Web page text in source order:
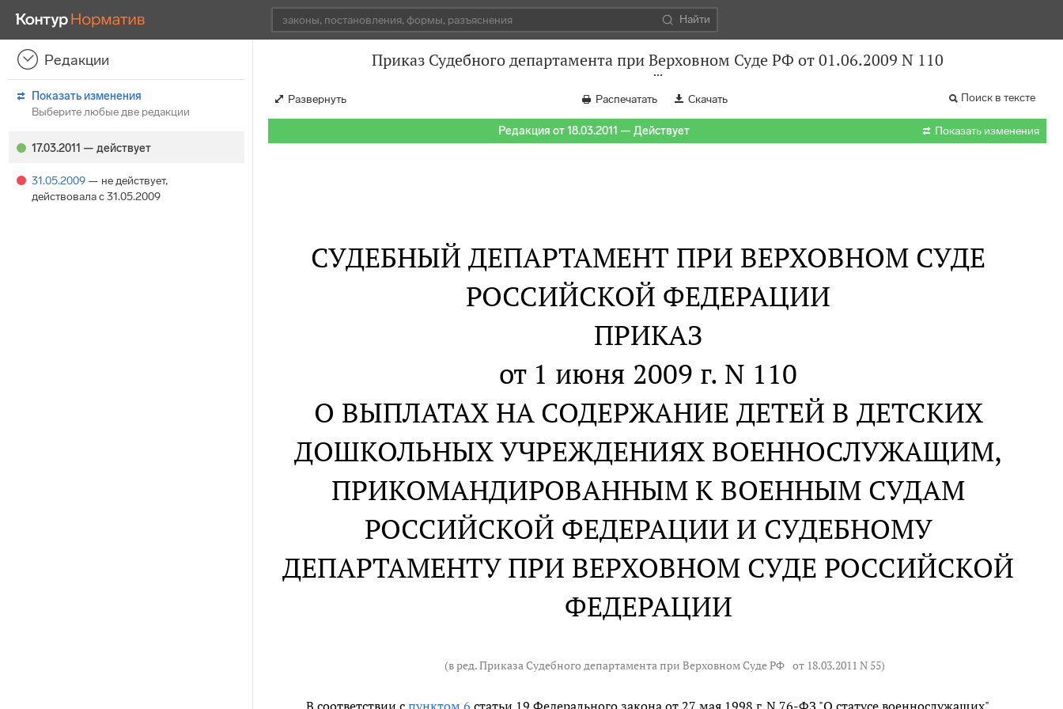
Найти
Редакции
Показать изменения
Выберите любые две редакции
17.03.2011 — действует
31.05.2009 — не действует,
действовала с 31.05.2009
Приказ Судебного департамента при Верховном Суде РФ от 01.06.2009 N 110
Развернуть Распечатать Скачать Поиск в тексте
Редакция от 18.03.2011 — Действует  Показать изменения
СУДЕБНЫЙ ДЕПАРТАМЕНТ ПРИ ВЕРХОВНОМ СУДЕ
РОССИЙСКОЙ ФЕДЕРАЦИИ
ПРИКАЗ
от 1 июня 2009 г. N 110
О ВЫПЛАТАХ НА СОДЕРЖАНИЕ ДЕТЕЙ В ДЕТСКИХ
ДОШКОЛЬНЫХ УЧРЕЖДЕНИЯХ ВОЕННОСЛУЖАЩИМ,
ПРИКОМАНДИРОВАННЫМ К ВОЕННЫМ СУДАМ
РОССИЙСКОЙ ФЕДЕРАЦИИ И СУДЕБНОМУ
ДЕПАРТАМЕНТУ ПРИ ВЕРХОВНОМ СУДЕ РОССИЙСКОЙ
ФЕДЕРАЦИИ
(в ред. Приказа Судебного департамента при Верховном Суде РФ от 18.03.2011 N 55)
В соответствии спунктом 6 статьи 19 Федерального закона от 27 мая 1998 г. N 76-ФЗ "О статусе военнослужащих"